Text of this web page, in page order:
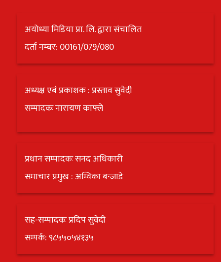
अयोध्या मिडिया प्रा. लि. द्वारा संचालित
दर्ता नम्बर: 00161/079/080
अध्यक्ष एबं प्रकाशक : प्रस्ताव सुवेदी
सम्पादकः नारायण काफ्ले
प्रधान सम्पादकः सनद अधिकारी
समाचार प्रमुख : अम्विका बन्जाडे
सह-सम्पादकः प्रदिप सुवेदी
सम्पर्क: ९८५५०५४१३५